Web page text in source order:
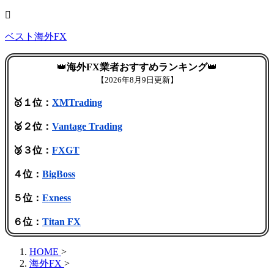
ベスト海外FX
👑海外FX業者おすすめランキング👑
【2026年8月9日更新】
🥇１位： XMTrading
🥈２位： Vantage Trading
🥉３位： FXGT
４位： BigBoss
５位： Exness
６位： Titan FX
HOME >
海外FX >